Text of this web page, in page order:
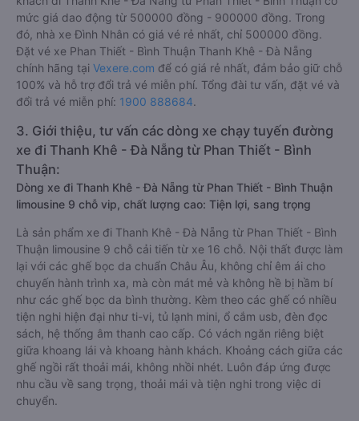
mức giá dao động từ 500000 đồng - 900000 đồng. Trong
đó, nhà xe Đình Nhân có giá vé rẻ nhất, chỉ 500000 đồng.
Đặt vé xe Phan Thiết - Bình Thuận Thanh Khê - Đà Nẵng
chính hãng tại Vexere.com để có giá rẻ nhất, đảm bảo giữ chỗ
100% và hỗ trợ đổi trả vé miễn phí. Tổng đài tư vấn, đặt vé và
đổi trả vé miễn phí: 1900 888684.
3. Giới thiệu, tư vấn các dòng xe chạy tuyến đường
xe đi Thanh Khê - Đà Nẵng từ Phan Thiết - Bình
Thuận:
Dòng xe đi Thanh Khê - Đà Nẵng từ Phan Thiết - Bình Thuận
limousine 9 chỗ vip, chất lượng cao: Tiện lợi, sang trọng
Là sản phẩm xe đi Thanh Khê - Đà Nẵng từ Phan Thiết - Bình
Thuận limousine 9 chỗ cải tiến từ xe 16 chỗ. Nội thất được làm
lại với các ghế bọc da chuẩn Châu Âu, không chỉ êm ái cho
chuyến hành trình xa, mà còn mát mẻ và không hề bị hầm bí
như các ghế bọc da bình thường. Kèm theo các ghế có nhiều
tiện nghi hiện đại như ti-vi, tủ lạnh mini, ổ cắm usb, đèn đọc
sách, hệ thống âm thanh cao cấp. Có vách ngăn riêng biệt
giữa khoang lái và khoang hành khách. Khoảng cách giữa các
ghế ngồi rất thoải mái, không nhồi nhét. Luôn đáp ứng được
nhu cầu về sang trọng, thoải mái và tiện nghi trong việc di
chuyển.